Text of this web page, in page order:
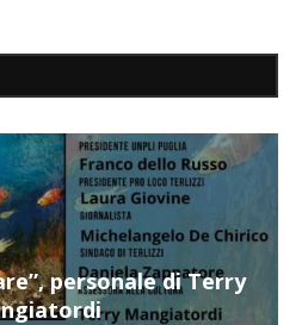
personale di Terry